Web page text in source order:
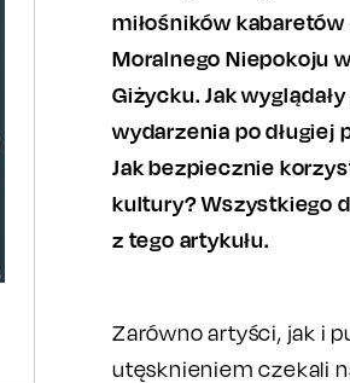
miłośników kabaretów
Moralnego Niepokoju
Giżycku. Jak
wydarzenia po długiej
Jak bezpiecznie
kultury? Wszystkiego
z tego artykułu.
Zarówno artyści, jak i
utęsknieniem czekali